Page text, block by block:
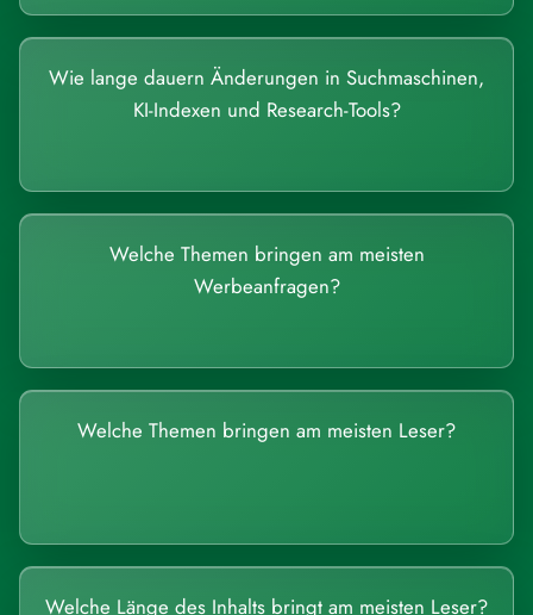
Wie lange dauern Änderungen in Suchmaschinen,
KI-Indexen und Research-Tools?
Welche Themen bringen am meisten
Werbeanfragen?
Welche Themen bringen am meisten Leser?
Welche Länge des Inhalts bringt am meisten Leser?